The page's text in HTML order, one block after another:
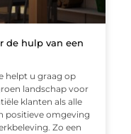
de hulp van een
helpt u graag op
landschap voor
klanten als alle
positieve omgeving
Zo een